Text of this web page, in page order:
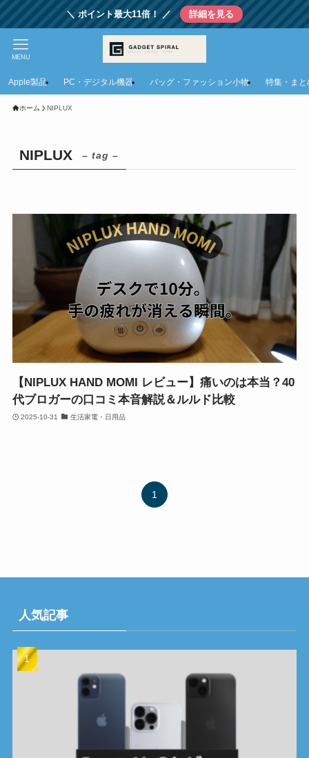
＼ ポイント最大11倍！ ／ 詳細を見る
MENU
Apple製品 PC・デジタル機器 バッグ・ファッション小物 特集・まと
ホーム NIPLUX
NIPLUX – tag –
【NIPLUX HAND MOMI レビュー】痛いのは本当？40
代ブロガーの口コミ本音解説＆ルルド比較
2025-10-31 生活家電・日用品
1
人気記事